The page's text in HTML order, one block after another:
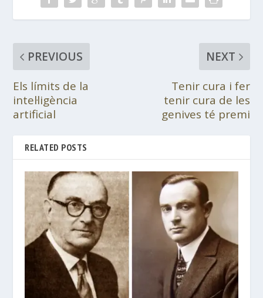
PREVIOUS
Els límits de la
intel·ligència
artificial
NEXT
Tenir cura i fer
tenir cura de les
genives té premi
RELATED POSTS